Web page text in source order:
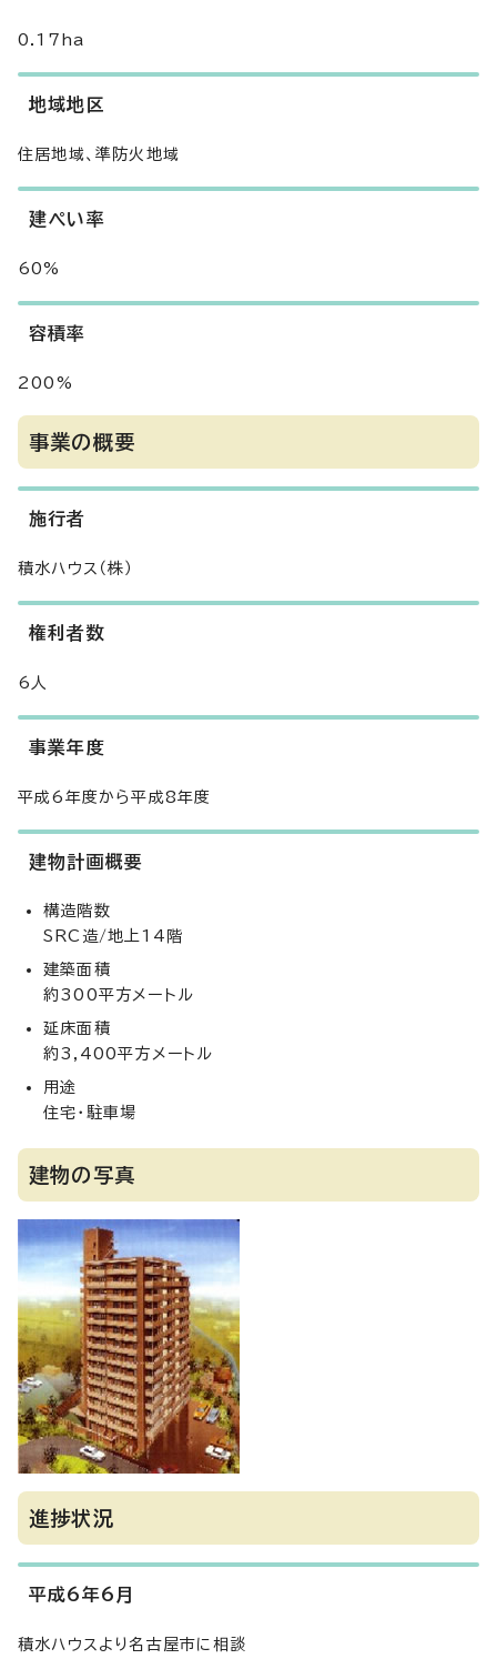
0.17ha
地域地区
住居地域、準防火地域
建ぺい率
60%
容積率
200%
事業の概要
施行者
積水ハウス（株）
権利者数
6人
事業年度
平成6年度から平成8年度
建物計画概要
構造階数
SRC造/地上14階
建築面積
約300平方メートル
延床面積
約3,400平方メートル
用途
住宅・駐車場
建物の写真
進捗状況
平成6年6月
積水ハウスより名古屋市に相談